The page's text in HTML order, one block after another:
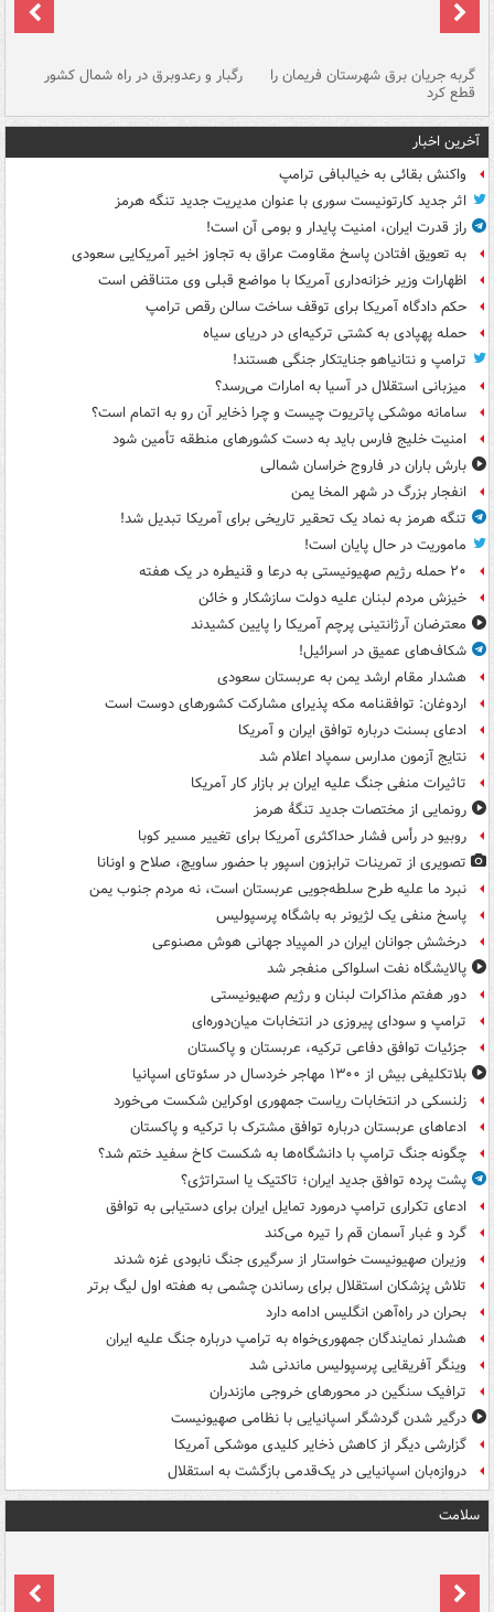
گربه جریان برق شهرستان فریمان را
قطع کرد
رگبار و رعدوبرق در راه شمال کشور
آخرین اخبار
واکنش بقائی به خیالبافی ترامپ
اثر جدید کارتونیست سوری با عنوان مدیریت جدید تنگه هرمز
راز قدرت ایران، امنیت پایدار و بومی آن است!
به تعویق افتادن پاسخ مقاومت عراق به تجاوز اخیر آمریکایی سعودی
اظهارات وزیر خزانه‌داری آمریکا با مواضع قبلی وی متناقض است
حکم دادگاه آمریکا برای توقف ساخت سالن رقص ترامپ
حمله پهپادی به کشتی ترکیه‌ای در دریای سیاه
ترامپ و نتانیاهو جنایتکار جنگی هستند!
میزبانی استقلال در آسیا به امارات می‌رسد؟
سامانه موشکی پاتریوت چیست و چرا ذخایر آن رو به اتمام است؟
امنیت خلیج فارس باید به دست کشورهای منطقه تأمین شود
بارش باران در فاروج خراسان شمالی
انفجار بزرگ در شهر المخا یمن
تنگه هرمز به نماد یک تحقیر تاریخی برای آمریکا تبدیل شد!
ماموریت در حال پایان است!
۲۰ حمله رژیم صهیونیستی به درعا و قنیطره در یک هفته
خیزش مردم لبنان علیه دولت سازشکار و خائن
معترضان آرژانتینی پرچم آمریکا را پایین کشیدند
شکاف‌های عمیق در اسرائیل!
هشدار مقام ارشد یمن به عربستان سعودی
اردوغان: توافقنامه مکه پذیرای مشارکت کشورهای دوست است
ادعای بسنت درباره توافق ایران و آمریکا
نتایج آزمون مدارس سمپاد اعلام شد
تاثیرات منفی جنگ علیه ایران بر بازار کار آمریکا
رونمایی از مختصات جدید تنگۀ هرمز
روبیو در رأس فشار حداکثری آمریکا برای تغییر مسیر کوبا
تصویری از تمرینات ترابزون اسپور با حضور ساویچ، صلاح و اونانا
نبرد ما علیه طرح سلطه‌جویی عربستان است، نه مردم جنوب یمن
پاسخ منفی یک لژیونر به باشگاه پرسپولیس
درخشش جوانان ایران در المپیاد جهانی هوش مصنوعی
پالایشگاه نفت اسلواکی منفجر شد
دور هفتم مذاکرات لبنان و رژیم صهیونیستی
ترامپ و سودای پیروزی در انتخابات میان‌دوره‌ای
جزئیات توافق دفاعی ترکیه، عربستان و پاکستان
بلاتکلیفی بیش از ۱۳۰۰ مهاجر خردسال در سئوتای اسپانیا
زلنسکی در انتخابات ریاست جمهوری اوکراین شکست می‌خورد
ادعاهای عربستان درباره توافق مشترک با ترکیه و پاکستان
چگونه جنگ ترامپ با دانشگاه‌ها به شکست کاخ سفید ختم شد؟
پشت پرده توافق جدید ایران؛ تاکتیک یا استراتژی؟
ادعای تکراری ترامپ درمورد تمایل ایران برای دستیابی به توافق
گرد و غبار آسمان قم را تیره می‌کند
وزیران صهیونیست خواستار از سرگیری جنگ نابودی غزه شدند
تلاش پزشکان استقلال برای رساندن چشمی به هفته اول لیگ برتر
بحران در راه‌آهن انگلیس ادامه دارد
هشدار نمایندگان جمهوری‌خواه به ترامپ درباره جنگ علیه ایران
وینگر آفریقایی پرسپولیس ماندنی شد
ترافیک سنگین در محورهای خروجی مازندران
درگیر شدن گردشگر اسپانیایی با نظامی صهیونیست
گزارشی دیگر از کاهش ذخایر کلیدی موشکی آمریکا
دروازه‌بان اسپانیایی در یک‌قدمی بازگشت به استقلال
سلامت